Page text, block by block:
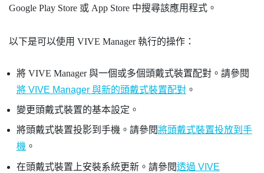
Google Play Store 或 App Store 中搜尋該應用程式。
以下是可以使用 VIVE Manager執行的操作：
將 VIVE Manager與一個或多個頭戴式裝置配對。請參閱
將 VIVE Manager 與新的頭戴式裝置配對。
變更頭戴式裝置的基本設定。
將頭戴式裝置投影到手機。請參閱將頭戴式裝置投放到手
機 。
在頭戴式裝置上安裝系統更新。請參閱透過 VIVE